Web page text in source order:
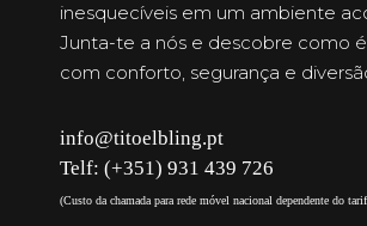
inesquecíveis em um ambiente
Junta-te a nós e descobre como
com conforto, segurança e
info@titoelbling.pt
Telf: (+351) 931 439 726
(Custo da chamada para rede móvel nacional dependente do